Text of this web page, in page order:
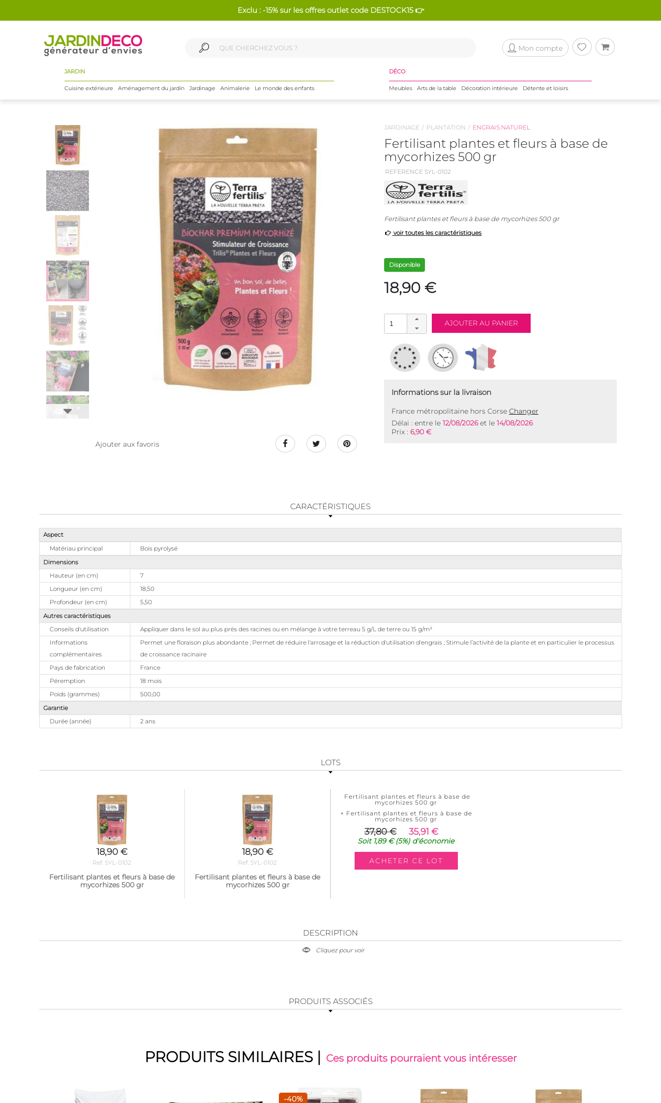
Exclu : -15% sur les offres outlet code DESTOCK15 👉
Mon compte
JARDIN
Cuisine extérieure Aménagement du jardin Jardinage Animalerie Le monde des enfants
DÉCO
Meubles Arts de la table Décoration intérieure Détente et loisirs
Ajouter aux favoris
JARDINAGE PLANTATION ENGRAIS NATUREL
Fertilisant plantes et fleurs à base de
mycorhizes 500 gr
REFERENCE SYL-0102
Fertilisant plantes et fleurs à base de mycorhizes 500 gr
voir toutes les caractéristiques
Disponible
18,90 €
Informations sur la livraison
France métropolitaine hors Corse Changer
Délai : entre le 12/08/2026et le 14/08/2026
Prix : 6,90 €
CARACTÉRISTIQUES
Aspect
Matériau principal
Bois pyrolysé
Dimensions
Hauteur (en cm)
7
Longueur (en cm)
18,50
Profondeur (en cm)
5,50
Autres caractéristiques
Conseils d'utilisation
Appliquer dans le sol au plus près des racines ou en mélange à votre terreau 5 g/L de terre ou 15 g/m²
Informations
complémentaires
Permet une floraison plus abondante ; Permet de réduire l'arrosage et la réduction d'utilisation d'engrais ; Stimule l’activité de la plante et en particulier le processus
de croissance racinaire
Pays de fabrication
France
Péremption
18 mois
Poids (grammes)
500,00
Garantie
Durée (année)
2 ans
LOTS
18,90 €
Ref. SYL-0102
Fertilisant plantes et fleurs à base de
mycorhizes 500 gr
18,90 €
Ref. SYL-0102
Fertilisant plantes et fleurs à base de
mycorhizes 500 gr
Fertilisant plantes et fleurs à base de
mycorhizes 500 gr
+ Fertilisant plantes et fleurs à base de
mycorhizes 500 gr
37,80 € 35,91 €
Soit 1,89 €(5%) d'économie
DESCRIPTION
Cliquez pour voir
PRODUITS ASSOCIÉS
PRODUITS SIMILAIRES | Ces produits pourraient vous intéresser
-40%